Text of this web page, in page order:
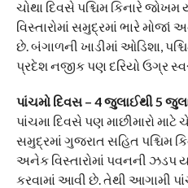
ચોથા દિવસે પશ્ચિમ કિનારે
વિસ્તારોમાં સમુદ્રમાં ભારે
છે. બંગાળની ખાડીમાં ઓડિશા,
પ્રદેશ નજીક પણ દરિયો ઉગ્ર
પાંચમો દિવસ – 4 જુલાઈથી 5
પાંચમા દિવસે પણ માછીમારો
સમુદ્રમાં ગુજરાત સહિત પશ્ચિમ
અનેક વિસ્તારોમાં પવનની ઝડપ
કરવામાં આવી છે. તેથી આગામી